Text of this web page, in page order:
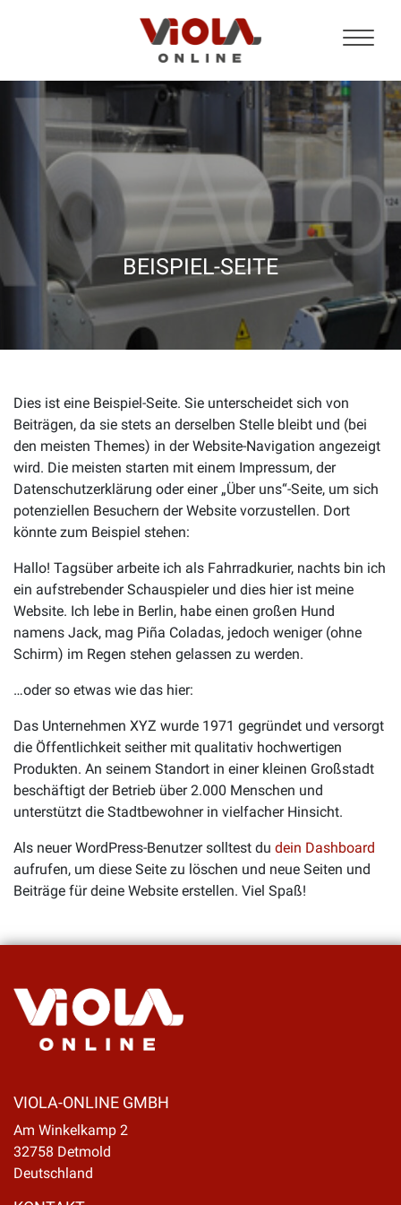
BEISPIEL-SEITE
Dies ist eine Beispiel-Seite. Sie unterscheidet sich von
Beiträgen, da sie stets an derselben Stelle bleibt und (bei
den meisten Themes) in der Website-Navigation angezeigt
wird. Die meisten starten mit einem Impressum, der
Datenschutzerklärung oder einer „Über uns“-Seite, um sich
potenziellen Besuchern der Website vorzustellen. Dort
könnte zum Beispiel stehen:
Hallo! Tagsüber arbeite ich als Fahrradkurier, nachts bin ich
ein aufstrebender Schauspieler und dies hier ist meine
Website. Ich lebe in Berlin, habe einen großen Hund
namens Jack, mag Piña Coladas, jedoch weniger (ohne
Schirm) im Regen stehen gelassen zu werden.
…oder so etwas wie das hier:
Das Unternehmen XYZ wurde 1971 gegründet und versorgt
die Öffentlichkeit seither mit qualitativ hochwertigen
Produkten. An seinem Standort in einer kleinen Großstadt
beschäftigt der Betrieb über 2.000 Menschen und
unterstützt die Stadtbewohner in vielfacher Hinsicht.
Als neuer WordPress-Benutzer solltest du dein Dashboard
aufrufen, um diese Seite zu löschen und neue Seiten und
Beiträge für deine Website erstellen. Viel Spaß!
VIOLA-ONLINE GMBH
Am Winkelkamp 2
32758 Detmold
Deutschland